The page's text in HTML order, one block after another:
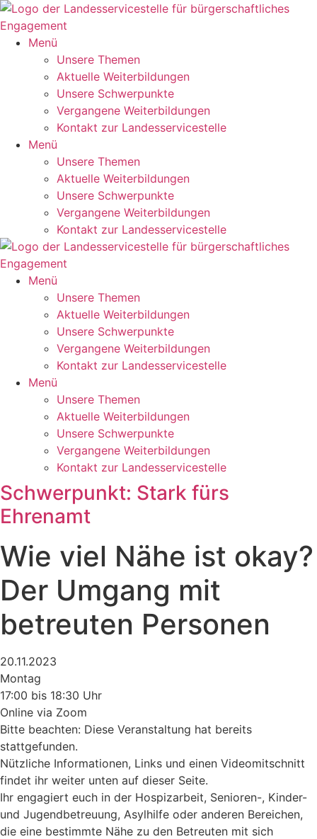
Zum
Inhalt
springen
Menü
Unsere Themen
Aktuelle Weiterbildungen
Unsere Schwerpunkte
Vergangene Weiterbildungen
Kontakt zur Landesservicestelle
Menü
Unsere Themen
Aktuelle Weiterbildungen
Unsere Schwerpunkte
Vergangene Weiterbildungen
Kontakt zur Landesservicestelle
Menü
Unsere Themen
Aktuelle Weiterbildungen
Unsere Schwerpunkte
Vergangene Weiterbildungen
Kontakt zur Landesservicestelle
Menü
Unsere Themen
Aktuelle Weiterbildungen
Unsere Schwerpunkte
Vergangene Weiterbildungen
Kontakt zur Landesservicestelle
Schwerpunkt: Stark fürs
Ehrenamt
Wie viel Nähe ist okay?
Der Umgang mit
betreuten Personen
20.11.2023
Montag
17:00 bis 18:30 Uhr
Online via Zoom
Bitte beachten: Diese Veranstaltung hat bereits
stattgefunden.
Nützliche Informationen, Links und einen Videomitschnitt
findet ihr weiter unten auf dieser Seite.
Ihr engagiert euch in der Hospizarbeit, Senioren-, Kinder-
und Jugendbetreuung, Asylhilfe oder anderen Bereichen,
die eine bestimmte Nähe zu den Betreuten mit sich